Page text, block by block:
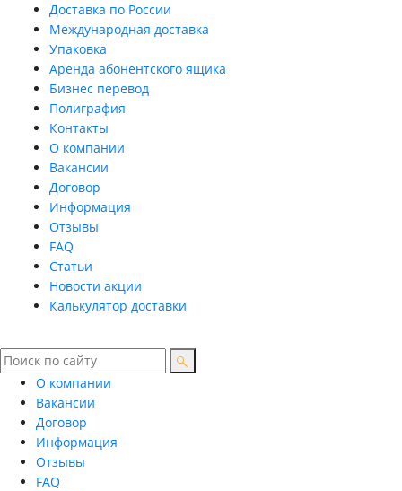
Доставка по России
Международная доставка
Упаковка
Аренда абонентского ящика
Бизнес перевод
Полиграфия
Контакты
О компании
Вакансии
Договор
Информация
Отзывы
FAQ
Статьи
Новости акции
Калькулятор доставки
О компании
Вакансии
Договор
Информация
Отзывы
FAQ